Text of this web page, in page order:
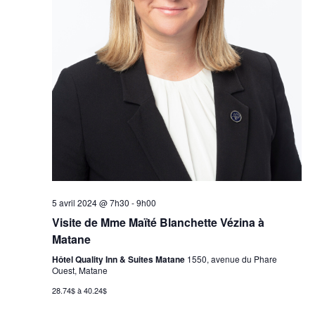
5 avril 2024 @ 7h30 -9h00
Visite de Mme Maïté Blanchette Vézina à
Matane
Hôtel Quality Inn & Suites Matane 1550, avenue du Phare
Ouest, Matane
28.74$ à 40.24$